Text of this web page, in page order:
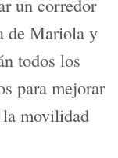
buscan
y
vertidos y